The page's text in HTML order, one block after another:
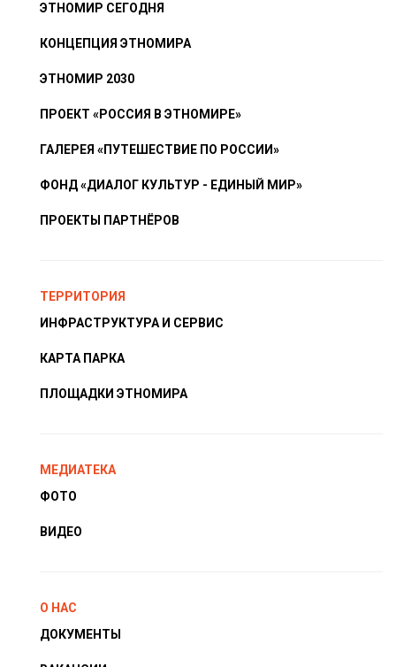
ЭТНОМИР СЕГОДНЯ
КОНЦЕПЦИЯ ЭТНОМИРА
ЭТНОМИР 2030
ПРОЕКТ «РОССИЯ В ЭТНОМИРЕ»
ГАЛЕРЕЯ «ПУТЕШЕСТВИЕ ПО РОССИИ»
ФОНД «ДИАЛОГ КУЛЬТУР - ЕДИНЫЙ МИР»
ПРОЕКТЫ ПАРТНЁРОВ
ТЕРРИТОРИЯ
ИНФРАСТРУКТУРА И СЕРВИС
КАРТА ПАРКА
ПЛОЩАДКИ ЭТНОМИРА
МЕДИАТЕКА
ФОТО
ВИДЕО
О НАС
ДОКУМЕНТЫ